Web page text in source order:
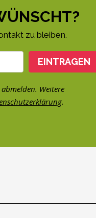
zu bleiben.
EINTRAGEN
Weitere
.